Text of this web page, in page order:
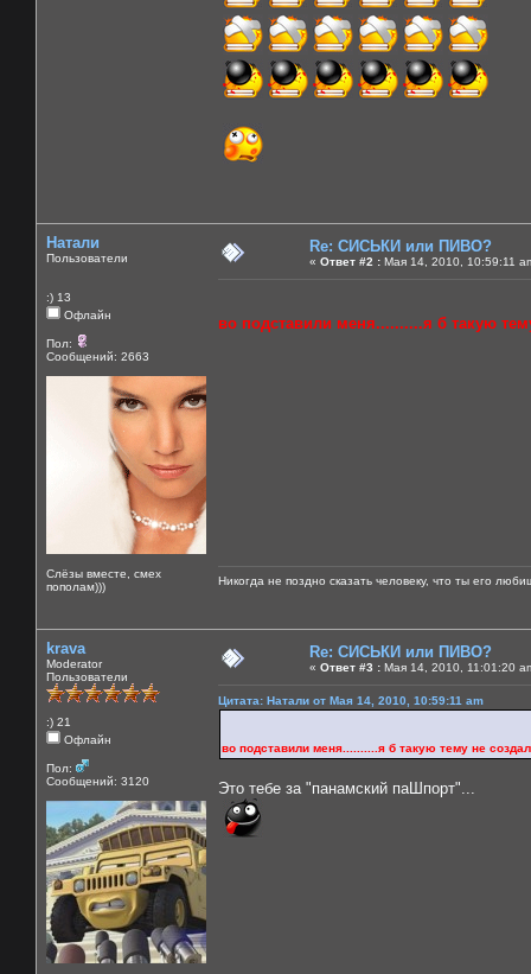
Натали
Пользователи
:) 13
Офлайн
Пол:
Сообщений: 2663
Слёзы вместе, смех
пополам)))
Re: СИСЬКИ или ПИВО?
« Ответ #2 : Мая 14, 2010, 10:59:11
во подставили меня..........я б такую
Никогда не поздно сказать человеку, что ты его
krava
Moderator
Пользователи
:) 21
Офлайн
Пол:
Сообщений: 3120
Re: СИСЬКИ или ПИВО?
« Ответ #3 : Мая 14, 2010, 11:01:20
Цитата: Натали от Мая 14, 2010, 10:59:11 am
во подставили меня..........я б такую тему не
Это тебе за "панамский паШпорт"...